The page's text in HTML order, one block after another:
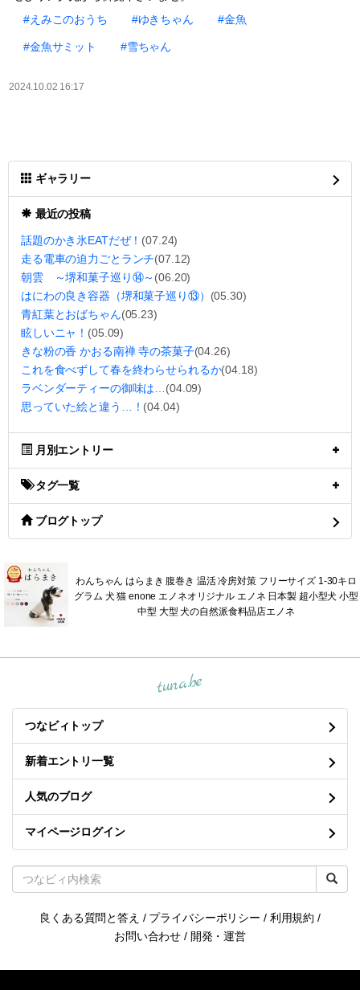
#えみこのおうち
#ゆきちゃん #金魚
#金魚サミット #雪ちゃん
2024.10.02 16:17
ギャラリー
最近の投稿
話題のかき氷EATだぜ！ (07.24)
走る電車の迫力ごとランチ(07.12)
朝雲 ～堺和菓子巡り⑭～ (06.20)
はにわの良き容器（堺和菓子巡り⑬） (05.30)
青紅葉とおばちゃん(05.23)
眩しいニャ！ (05.09)
きな粉の香 かおる南禅 寺の茶菓子(04.26)
これを食べずして春を終わらせられるか(04.18)
ラベンダーティーの御味は… (04.09)
思っていた絵と違う…！ (04.04)
月別エントリー
タグ一覧
ブログトップ
わんちゃん はらまき 腹巻き 温活 冷房対策 フリーサイズ 1-30キロ
グラム 犬 猫 enone エノネオリジナル エノネ 日本製 超小型犬 小型
中型 大型 犬の自然派食料品店エノネ
tuna.be
つなビィトップ
新着エントリ一覧
人気のブログ
マイページログイン
良くある質問と答え / プライバシーポリシー / 利用規約 /
お問い合わせ / 開発・運営